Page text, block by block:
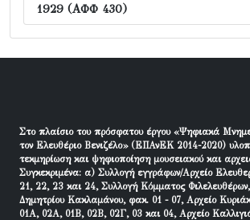
1929 (ΑΦΦ 430)
Στο πλαίσιο του πρόσφατου έργου «Ψηφιακά
τον Ελευθέριο Βενιζέλο» (ΕΠΑνΕΚ 2014-2020)
τεκμηρίωση και ψηφιοποίηση μουσειακού και
Συγκεκριμένα: α) Συλλογή εγγράφων/Αρχείο
21, 22, 23 και 24, Συλλογή Κόμματος
Δημητρίου Κακλαμάνου, φακ. 01 - 07, Αρχείο
01Α, 02Α, 01Β, 02Β, 02Γ, 03 και 04, Αρχείο